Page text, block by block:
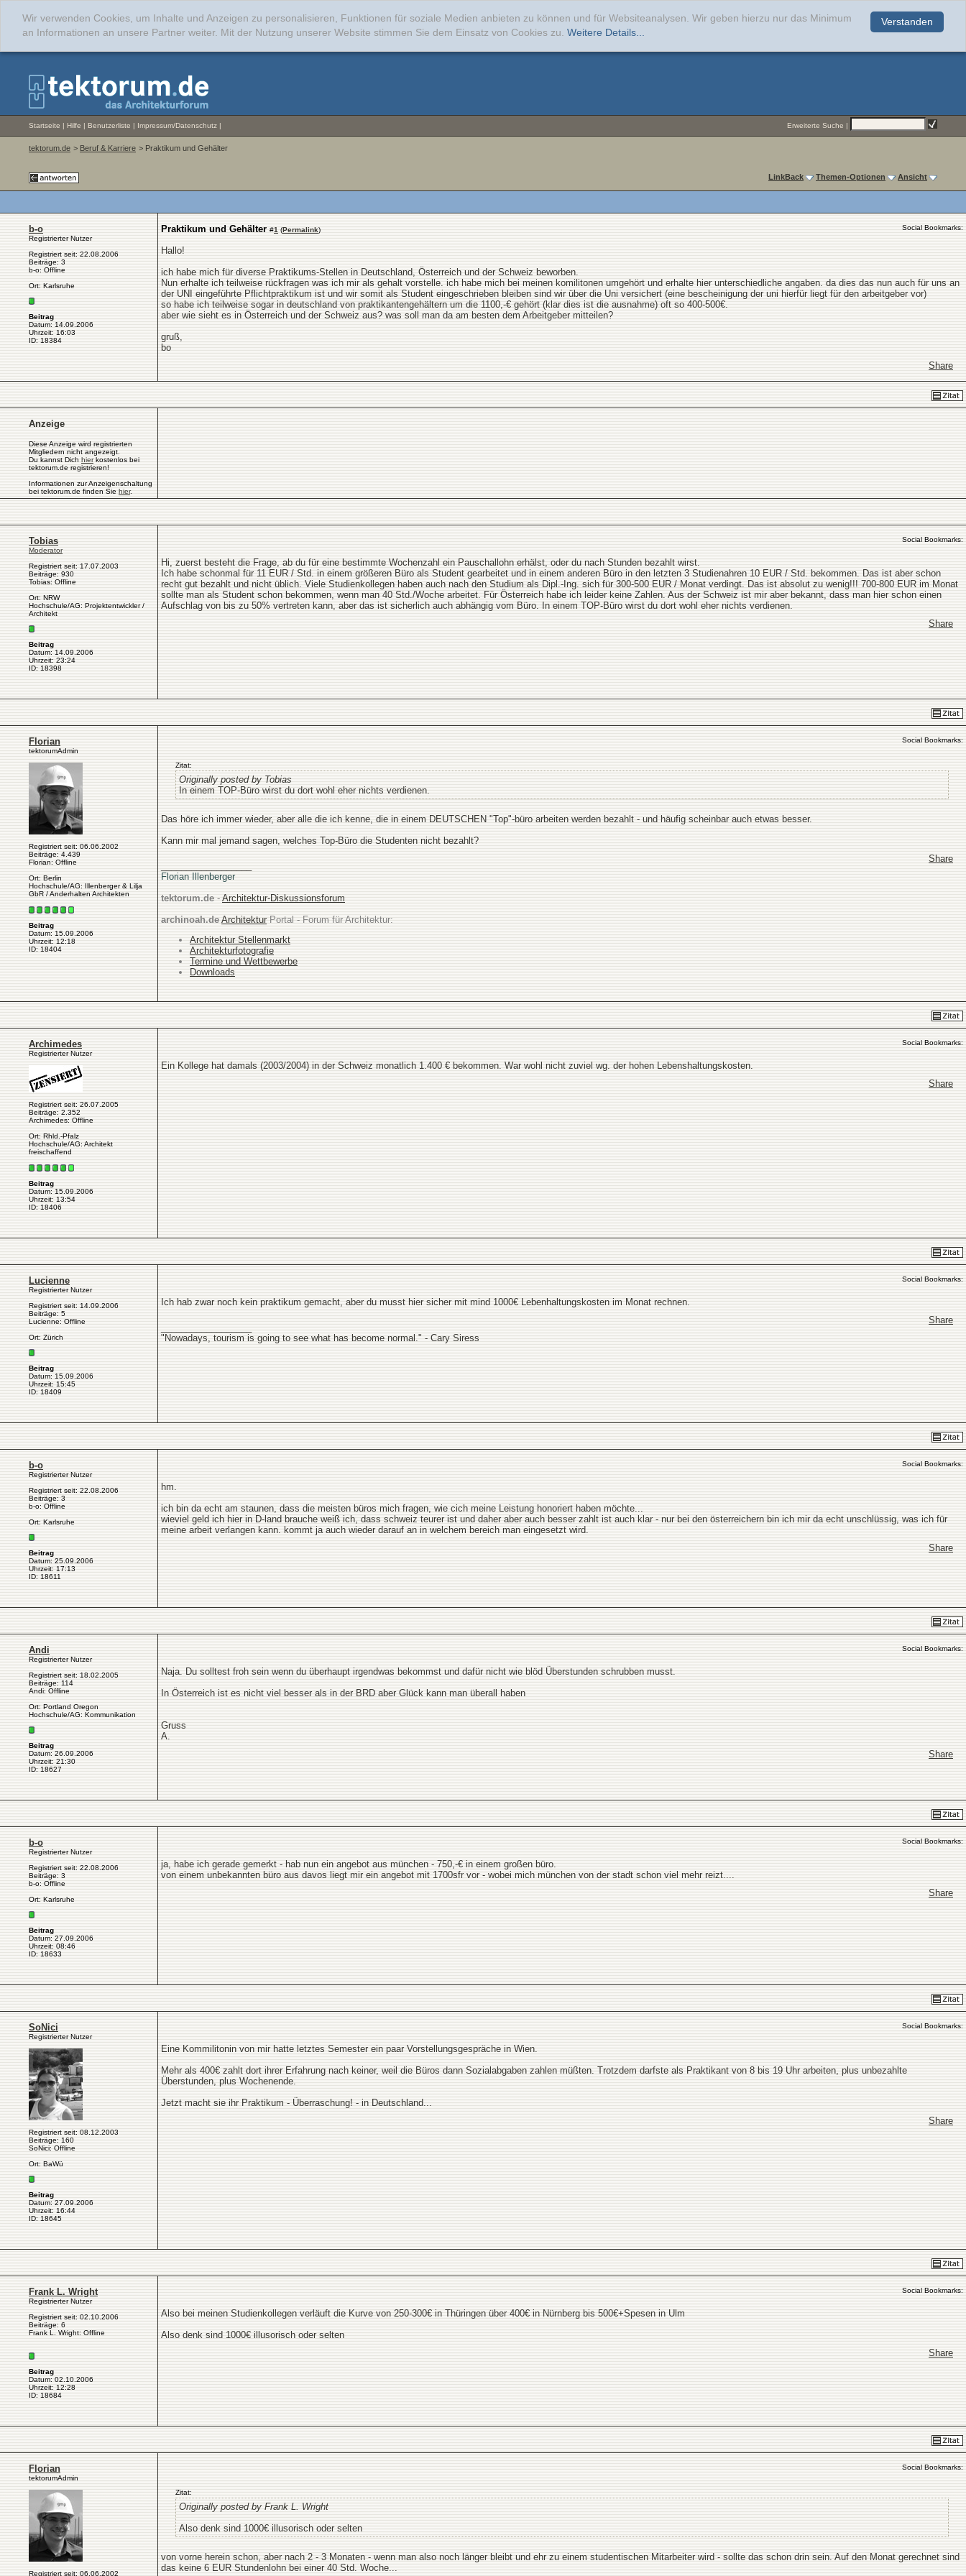
Verstanden
Wir verwenden Cookies, um Inhalte und Anzeigen zu personalisieren, Funktionen für soziale Medien anbieten zu können und für Websiteanalysen. Wir geben hierzu nur das Minimum
an Informationen an unsere Partner weiter. Mit der Nutzung unserer Website stimmen Sie dem Einsatz von Cookies zu. Weitere Details...
Startseite | Hilfe | Benutzerliste | Impressum/Datenschutz | Erweiterte Suche |
tektorum.de > Beruf & Karriere > Praktikum und Gehälter
LinkBack Themen-Optionen Ansicht
b-o
Registrierter Nutzer
Registriert seit: 22.08.2006
Beiträge: 3
b-o: Offline
Ort: Karlsruhe
Beitrag
Datum: 14.09.2006
Uhrzeit: 16:03
ID: 18384
Praktikum und Gehälter #1 (Permalink) Social Bookmarks:
Hallo!
ich habe mich für diverse Praktikums-Stellen in Deutschland, Österreich und der Schweiz beworben.
Nun erhalte ich teilweise rückfragen was ich mir als gehalt vorstelle. ich habe mich bei meinen komilitonen umgehört und erhalte hier unterschiedliche angaben. da dies das nun auch für uns an
der UNI eingeführte Pflichtpraktikum ist und wir somit als Student eingeschrieben bleiben sind wir über die Uni versichert (eine bescheinigung der uni hierfür liegt für den arbeitgeber vor)
so habe ich teilweise sogar in deutschland von praktikantengehältern um die 1100,-€ gehört (klar dies ist die ausnahme) oft so 400-500€.
aber wie sieht es in Österreich und der Schweiz aus? was soll man da am besten dem Arbeitgeber mitteilen?
gruß,
bo
Share
Anzeige
Diese Anzeige wird registrierten
Mitgliedern nicht angezeigt.
Du kannst Dich hierkostenlos bei
tektorum.de registrieren!
Informationen zur Anzeigenschaltung
bei tektorum.de finden Sie hier.
Tobias
Moderator
Registriert seit: 17.07.2003
Beiträge: 930
Tobias: Offline
Ort: NRW
Hochschule/AG: Projektentwickler /
Architekt
Beitrag
Datum: 14.09.2006
Uhrzeit: 23:24
ID: 18398
Social Bookmarks:
Hi, zuerst besteht die Frage, ab du für eine bestimmte Wochenzahl ein Pauschallohn erhälst, oder du nach Stunden bezahlt wirst.
Ich habe schonmal für 11 EUR / Std. in einem größeren Büro als Student gearbeitet und in einem anderen Büro in den letzten 3 Studienahren 10 EUR / Std. bekommen. Das ist aber schon
recht gut bezahlt und nicht üblich. Viele Studienkollegen haben auch nach den Studium als Dipl.-Ing. sich für 300-500 EUR / Monat verdingt. Das ist absolut zu wenig!!! 700-800 EUR im Monat
sollte man als Student schon bekommen, wenn man 40 Std./Woche arbeitet. Für Österreich habe ich leider keine Zahlen. Aus der Schweiz ist mir aber bekannt, dass man hier schon einen
Aufschlag von bis zu 50% vertreten kann, aber das ist sicherlich auch abhängig vom Büro. In einem TOP-Büro wirst du dort wohl eher nichts verdienen.
Share
Florian
tektorumAdmin
Registriert seit: 06.06.2002
Beiträge: 4.439
Florian: Offline
Ort: Berlin
Hochschule/AG: Illenberger & Lilja
GbR / Anderhalten Architekten
Beitrag
Datum: 15.09.2006
Uhrzeit: 12:18
ID: 18404
Social Bookmarks:
Zitat:
Originally posted by Tobias
In einem TOP-Büro wirst du dort wohl eher nichts verdienen.
Das höre ich immer wieder, aber alle die ich kenne, die in einem DEUTSCHEN "Top"-büro arbeiten werden bezahlt - und häufig scheinbar auch etwas besser.
Kann mir mal jemand sagen, welches Top-Büro die Studenten nicht bezahlt?
Share
Florian Illenberger
tektorum.de - Architektur-Diskussionsforum
archinoah.de ArchitekturPortal - Forum für Architektur:
Architektur Stellenmarkt
Architekturfotografie
Termine und Wettbewerbe
Downloads
Archimedes
Registrierter Nutzer
Registriert seit: 26.07.2005
Beiträge: 2.352
Archimedes: Offline
Ort: Rhld.-Pfalz
Hochschule/AG: Architekt
freischaffend
Beitrag
Datum: 15.09.2006
Uhrzeit: 13:54
ID: 18406
Social Bookmarks:
Ein Kollege hat damals (2003/2004) in der Schweiz monatlich 1.400 € bekommen. War wohl nicht zuviel wg. der hohen Lebenshaltungskosten.
Share
Lucienne
Registrierter Nutzer
Registriert seit: 14.09.2006
Beiträge: 5
Lucienne: Offline
Ort: Zürich
Beitrag
Datum: 15.09.2006
Uhrzeit: 15:45
ID: 18409
Social Bookmarks:
Ich hab zwar noch kein praktikum gemacht, aber du musst hier sicher mit mind 1000€ Lebenhaltungskosten im Monat rechnen.
Share
"Nowadays, tourism is going to see what has become normal." - Cary Siress
b-o
Registrierter Nutzer
Registriert seit: 22.08.2006
Beiträge: 3
b-o: Offline
Ort: Karlsruhe
Beitrag
Datum: 25.09.2006
Uhrzeit: 17:13
ID: 18611
Social Bookmarks:
hm.
ich bin da echt am staunen, dass die meisten büros mich fragen, wie cich meine Leistung honoriert haben möchte...
wieviel geld ich hier in D-land brauche weiß ich, dass schweiz teurer ist und daher aber auch besser zahlt ist auch klar - nur bei den österreichern bin ich mir da echt unschlüssig, was ich für
meine arbeit verlangen kann. kommt ja auch wieder darauf an in welchem bereich man eingesetzt wird.
Share
Andi
Registrierter Nutzer
Registriert seit: 18.02.2005
Beiträge: 114
Andi: Offline
Ort: Portland Oregon
Hochschule/AG: Kommunikation
Beitrag
Datum: 26.09.2006
Uhrzeit: 21:30
ID: 18627
Social Bookmarks:
Naja. Du solltest froh sein wenn du überhaupt irgendwas bekommst und dafür nicht wie blöd Überstunden schrubben musst.
In Österreich ist es nicht viel besser als in der BRD aber Glück kann man überall haben
Gruss
A.
Share
b-o
Registrierter Nutzer
Registriert seit: 22.08.2006
Beiträge: 3
b-o: Offline
Ort: Karlsruhe
Beitrag
Datum: 27.09.2006
Uhrzeit: 08:46
ID: 18633
Social Bookmarks:
ja, habe ich gerade gemerkt - hab nun ein angebot aus münchen - 750,-€ in einem großen büro.
von einem unbekannten büro aus davos liegt mir ein angebot mit 1700sfr vor - wobei mich münchen von der stadt schon viel mehr reizt....
Share
SoNici
Registrierter Nutzer
Registriert seit: 08.12.2003
Beiträge: 160
SoNici: Offline
Ort: BaWü
Beitrag
Datum: 27.09.2006
Uhrzeit: 16:44
ID: 18645
Social Bookmarks:
Eine Kommilitonin von mir hatte letztes Semester ein paar Vorstellungsgespräche in Wien.
Mehr als 400€ zahlt dort ihrer Erfahrung nach keiner, weil die Büros dann Sozialabgaben zahlen müßten. Trotzdem darfste als Praktikant von 8 bis 19 Uhr arbeiten, plus unbezahlte
Überstunden, plus Wochenende.
Jetzt macht sie ihr Praktikum - Überraschung! - in Deutschland...
Share
Frank L. Wright
Registrierter Nutzer
Registriert seit: 02.10.2006
Beiträge: 6
Frank L. Wright: Offline
Beitrag
Datum: 02.10.2006
Uhrzeit: 12:28
ID: 18684
Social Bookmarks:
Also bei meinen Studienkollegen verläuft die Kurve von 250-300€ in Thüringen über 400€ in Nürnberg bis 500€+Spesen in Ulm
Also denk sind 1000€ illusorisch oder selten
Share
Florian
tektorumAdmin
Registriert seit: 06.06.2002
Social Bookmarks:
Zitat:
Originally posted by Frank L. Wright
Also denk sind 1000€ illusorisch oder selten
von vorne herein schon, aber nach 2 - 3 Monaten - wenn man also noch länger bleibt und ehr zu einem studentischen Mitarbeiter wird - sollte das schon drin sein. Auf den Monat gerechnet sind
das keine 6 EUR Stundenlohn bei einer 40 Std. Woche...